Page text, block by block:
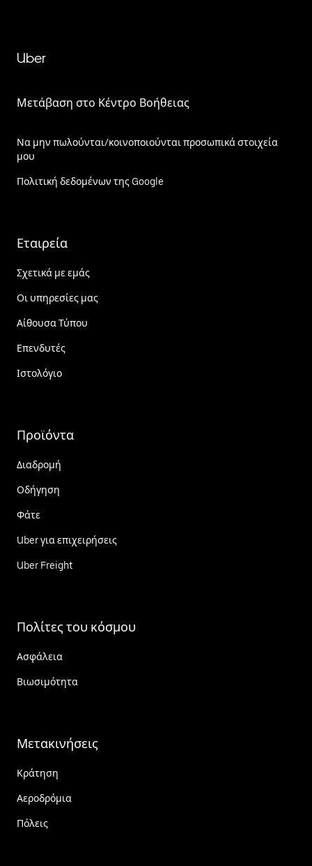
Uber
Μετάβαση στο Κέντρο Βοήθειας
Να μην πωλούνται/κοινοποιούνται προσωπικά στοιχεία
μου
Πολιτική δεδομένων της Google
Εταιρεία
Σχετικά με εμάς
Οι υπηρεσίες μας
Αίθουσα Τύπου
Επενδυτές
Ιστολόγιο
Προϊόντα
Διαδρομή
Οδήγηση
Φάτε
Uber για επιχειρήσεις
Uber Freight
Πολίτες του κόσμου
Ασφάλεια
Βιωσιμότητα
Μετακινήσεις
Κράτηση
Αεροδρόμια
Πόλεις